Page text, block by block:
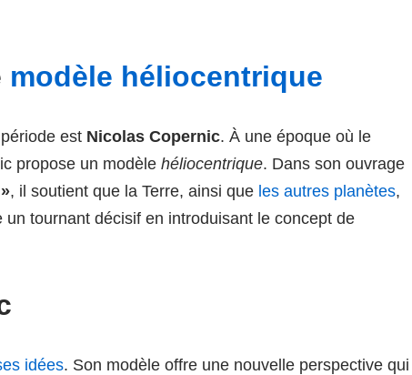
modèle héliocentrique
est Nicolas Copernic. À une époque où le
propose un modèle héliocentrique. Dans son ouvrage
, il soutient que la Terre, ainsi que les autres planètes,
tournant décisif en introduisant le concept de
idées. Son modèle offre une nouvelle perspective qui